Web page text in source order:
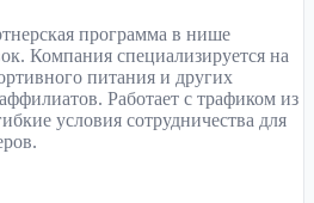
программа в нише
Компания специализируется на
питания и других
Работает с трафиком из
условия сотрудничества для